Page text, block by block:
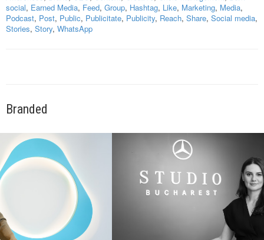
social, Earned Media, Feed, Group, Hashtag, Like, Marketing, Media,
Podcast, Post, Public, Publicitate, Publicity, Reach, Share, Social media,
Stories, Story, WhatsApp
Branded